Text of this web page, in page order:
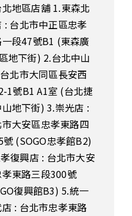
地區店舖 1.東森北
: 台北市中正區忠孝
段47號B1 (東森廣
地下街) 2.台北中山
北市大同區長安西
1號B1 A1室 (台北捷
地下街) 3.崇光店 :
大安區忠孝東路四
號 (SOGO忠孝館B2)
復興店 : 台北市大安
東路三段300號
復興館B3) 5.統一
: 台北市忠孝東路